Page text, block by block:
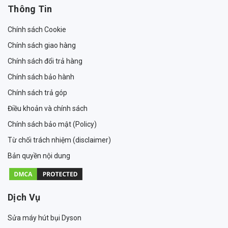
Thông Tin
Chính sách Cookie
Chính sách giao hàng
Chính sách đổi trả hàng
Chính sách bảo hành
Chính sách trả góp
Điều khoản và chính sách
Chính sách bảo mật (Policy)
Từ chối trách nhiệm (disclaimer)
Bản quyền nội dung
Dịch Vụ
Sửa máy hút bụi Dyson